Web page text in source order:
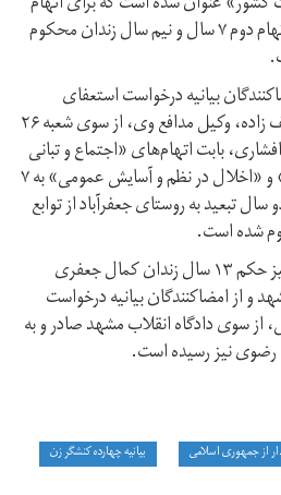
اول به یکسال و نیم و و برای اتهام دوم ۷ سال و نیم سال زندان محکوم
بیانیه درخواست استعفای
خامنه‌ای، نیز به گفته علی شریف زاده، وکیل مدافع وی، از سوی شعبه ۲۶
بابت اتهام‌های «اجتماع و تبانی
علیه نظام»، «تبلیغ علیه نظام» و «اخلال در نظم و آسایش عمومی» به ۷
و دو سال تبعید به روستای جعفرآباد از توابع
شده است.
پیشتر در مرداد ماه سال‌جاری نیز حکم ۱۳ سال زندان کمال جعفری
و از امضاکنندگان بیانیه درخواست
از سوی دادگاه انقلاب مشهد صادر و به
رضوی نیز رسیده است.
از جمهوری اسلامی بیانیه چهارده کنشگر زن